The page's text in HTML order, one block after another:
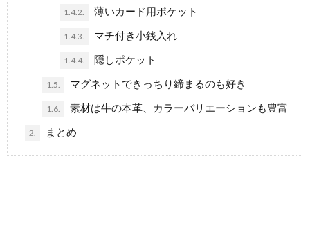
1.4.2. 薄いカード用ポケット
1.4.3. マチ付き小銭入れ
1.4.4. 隠しポケット
1.5. マグネットできっちり締まるのも好き
1.6. 素材は牛の本革、カラーバリエーションも豊富
2. まとめ